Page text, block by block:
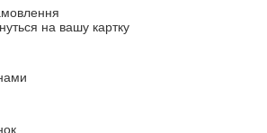
на вашу картку